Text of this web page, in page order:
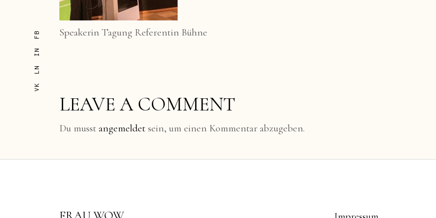
FB
IN
LN
VK
Speakerin Tagung Referentin Bühne
LEAVE A COMMENT
Du musst angemeldet sein, um einen Kommentar abzugeben.